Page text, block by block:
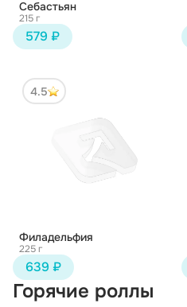
Себастьян
215 г
579 ₽
4.5
Филадельфия
225 г
639 ₽
Горячие роллы